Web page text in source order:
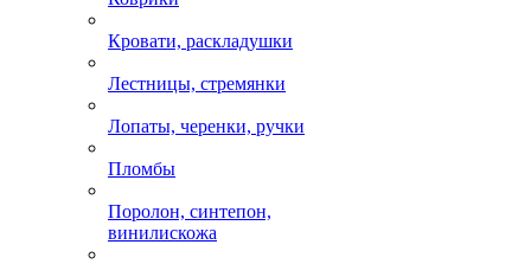
Кровати, раскладушки
Лестницы, стремянки
Лопаты, черенки, ручки
Пломбы
Поролон, синтепон,
винилискожа